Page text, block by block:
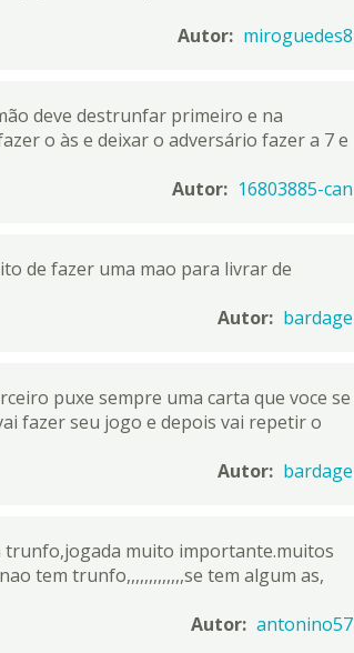
Autor: miroguedes8
deve destrunfar primeiro e na
o às e deixar o adversário fazer a 7 e
Autor: 16803885-can
de fazer uma mao para livrar de
Autor: bardage
puxe sempre uma carta que voce se
fazer seu jogo e depois vai repetir o
Autor: bardage
trunfo,jogada muito importante.muitos
tem trunfo,,,,,,,,,,,,,se tem algum as,
Autor: antonino57